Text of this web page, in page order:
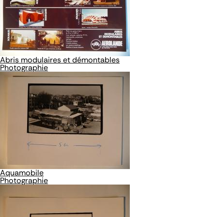
Abris modulaires et démontables
Photographie
Aquamobile
Photographie